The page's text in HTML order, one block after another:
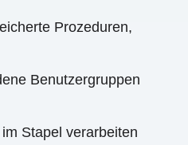
Prozeduren,
Benutzergruppen
Stapel verarbeiten